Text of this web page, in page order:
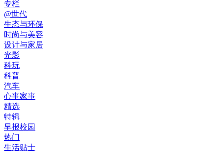
专栏
@世代
生态与环保
时尚与美容
设计与家居
光影
科玩
科普
汽车
心事家事
精选
特辑
早报校园
热门
生活贴士